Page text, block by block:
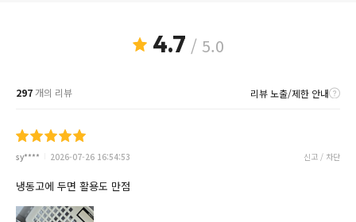
4.7 / 5.0
297개의 리뷰 리뷰 노출/제한 안내
sy**** 2026-07-26 16:54:53 신고 / 차단
냉동고에 두면 활용도 만점